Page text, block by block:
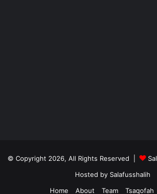
© Copyright 2026, All Rights Reserved |
Hosted by Salafusshalih
Home
About Team Tsaqofah